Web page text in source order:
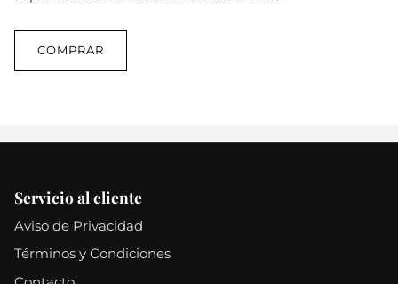
COMPRAR
Servicio al cliente
Aviso de Privacidad
Términos y Condiciones